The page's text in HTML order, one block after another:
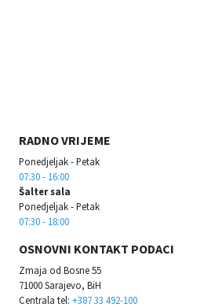
RADNO VRIJEME
Ponedjeljak - Petak
07:30 - 16:00
Šalter sala
Ponedjeljak - Petak
07:30 - 18:00
OSNOVNI KONTAKT PODACI
Zmaja od Bosne 55
71000 Sarajevo, BiH
Centrala tel: +387 33 492-100